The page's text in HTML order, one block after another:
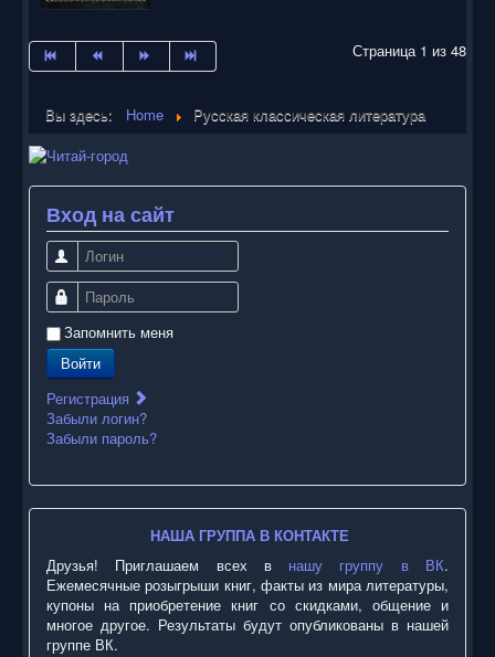
Страница 1 из 48
Вы здесь: Home Русская классическая литература
Вход на сайт
Логин
Пароль
Запомнить меня
Войти
Регистрация
Забыли логин?
Забыли пароль?
НАША ГРУППА В КОНТАКТЕ
Друзья! Приглашаем всех в нашу группу в ВК.
Ежемесячные розыгрыши книг, факты из мира литературы,
купоны на приобретение книг со скидками, общение и
многое другое. Результаты будут опубликованы в нашей
группе ВК.